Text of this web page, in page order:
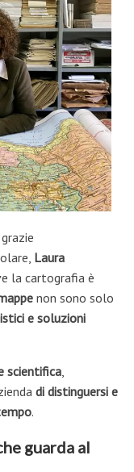
Laura
la cartografia è
non sono solo
e soluzioni
scientifica
di distinguersi e
.
guarda al